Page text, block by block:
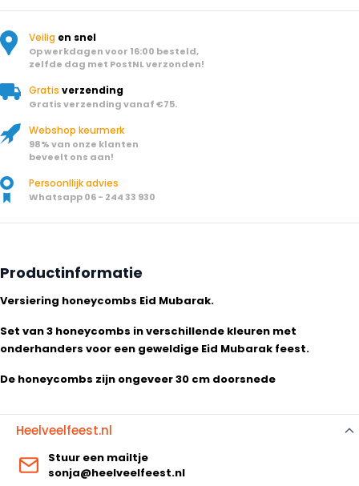
Veilig en snel
Op werkdagen voor 16:00 besteld,
zelfde dag met PostNL verzonden!
Gratis verzending
Gratis verzending vanaf €75.
Webshop keurmerk
98% van onze klanten
beveelt ons aan!
Persoonllijk advies
Whatsapp 06 - 244 33 930
Productinformatie
Versiering honeycombs Eid Mubarak.
Set van 3 honeycombs in verschillende kleuren met
onderhanders voor een geweldige Eid Mubarak feest.
De honeycombs zijn ongeveer 30 cm doorsnede
Heelveelfeest.nl
Stuur een mailtje
sonja@heelveelfeest.nl